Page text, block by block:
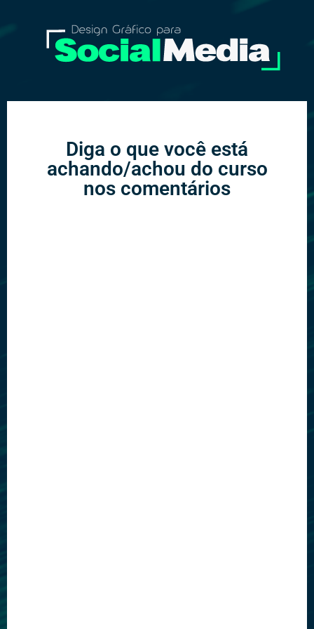
Diga o que você está
achando/achou do curso
nos comentários